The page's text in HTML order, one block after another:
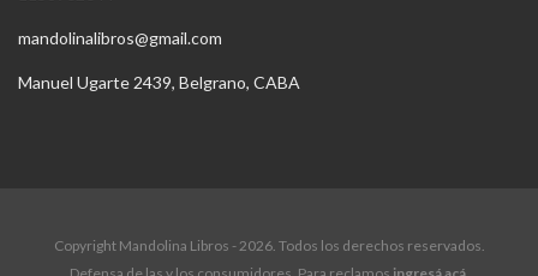
mandolinalibros@gmail.com
Manuel Ugarte 2439, Belgrano, CABA
Copyright Mandolina Libros - 2026. Todos los derechos reservados.